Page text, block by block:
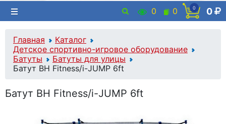
0 0 0 0
Главная
Каталог
Детское спортивно-игровое оборудование
Батуты
Батуты для улицы
Батут BH Fitness/i-JUMP 6ft
Батут BH Fitness/i-JUMP 6ft